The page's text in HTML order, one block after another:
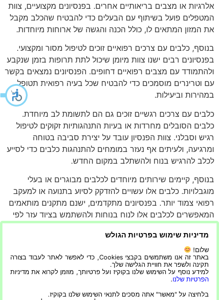
אלרגיות או מצבים בריאותיים אחרים. בפנסיונים מקצועיים, צוות
המטפלים פועל בשיתוף עם הבעלים כדי להבטיח שהכלב מקבל
את המזון המתאים לו, כולל הכנה והגשה של ארוחות מיוחדות.
בנוסף, כלבים עם צרכים רפואיים זוכים לטיפול מסור ומקצועי.
בפנסיונים רבים ישנו צוות מיומן שיכול לתת תרופות בזמן שנקבע
ולהתמודד עם מצבים רפואיים דחופים. הפנסיונים נמצאים בקשר
עם וטרינרים מוסמכים כדי להבטיח שכל בעיה רפואית תטופל
במהירות וביעילות.
כלבים עם צרכים רגשיים זוכים גם הם לתשומת לב מיוחדת.
כלבים הסובלים מחרדות או בעיות התנהגותיות זקוקים לטיפול
רגיש וסבלני. צוות הפנסיון עובד על יצירת סביבה בטוחה
ומרגיעה, ולעיתים אף נעזר במומחים להתנהגות כלבים כדי לסייע
לכלב להרגיש בנוח ולהשתלב במקום החדש.
בנוסף, קיימים שירותים מיוחדים לכלבים מבוגרים או בעלי
מוגבלויות. כלבים אלו עשויים להזדקק לסיוע בתנועה או למעקב
רפואי צמוד יותר. בפנסיונים מתקדמים, ישנם מתקנים מותאמים
המאפשרים לכלבים אלו לנוח בנוחות ולהשתמש בציוד עזר לפי
הצורך, תוך שמירה על כבודם ורווחתם.
בפנסיונים לכלבים בישראל ניתן למצוא מגוון רחב של
שירותים איכותיים לכלבים. חקירת השירותים המוצעים
ובחירת הפנסיון הנכון יכולות להבטיח שגם בזמן שאתה נהנה
מחופשה – כלבך יקבל את הטיפול הטוב ביותר. ודא שהפנסיון
שאתה בוחר מעניק לכלבך את השירותים הכי הולמים לצרכיו
מדיניות שימוש בפרטיות הגולש
שלום!
באתר זה אנו משתמשים בקבצי Cookies, כדי לאפשר לאתר לעבוד בצורה
תקינה ולשפר את חוויית הגלישה שלך.
למידע נוסף על השימוש שלנו בקוקיז ועל פרטיותך, מוזמן לקרוא את מדיניות
הפרטיות שלנו.
בלחיצה על "מאשר" אתה מסכים לתנאי השימוש שלנו בקוקיז.